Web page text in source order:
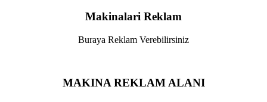
Makinalari Reklam
Buraya Reklam Verebilirsiniz
MAKINA REKLAM ALANI